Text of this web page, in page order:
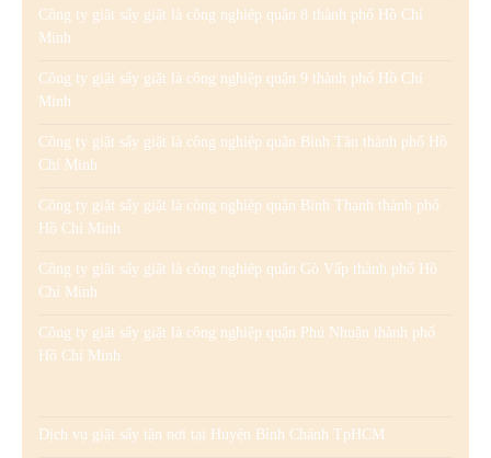
Công ty giặt sấy giặt là công nghiệp quận 8 thành phố Hồ Chí
Minh
Công ty giặt sấy giặt là công nghiệp quận 9 thành phố Hồ Chí
Minh
Công ty giặt sấy giặt là công nghiệp quận Bình Tân thành phố Hồ
Chí Minh
Công ty giặt sấy giặt là công nghiệp quận Bình Thạnh thành phố
Hồ Chí Minh
Công ty giặt sấy giặt là công nghiệp quận Gò Vấp thành phố Hồ
Chí Minh
Công ty giặt sấy giặt là công nghiệp quận Phú Nhuận thành phố
Hồ Chí Minh
Dịch vụ giặt sấy tận nơi tại Huyện Bình Chánh TpHCM